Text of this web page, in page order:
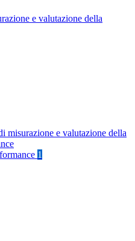
e valutazione della
misurazione e valutazione della
1